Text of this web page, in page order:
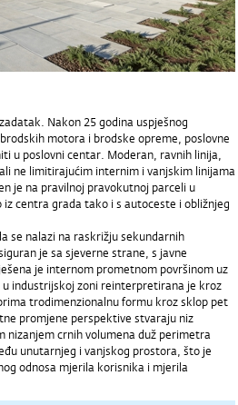
Nakon 25 godina uspješnog
brodskih motora i brodske opreme, poslovne
u poslovni centar. Moderan, ravnih linija,
ne limitirajućim internim i vanjskim linijama
je na pravilnoj pravokutnoj parceli u
centra grada tako i s autoceste i obližnjeg
se nalazi na raskrižju sekundarnih
je sa sjeverne strane, s javne
je internom prometnom površinom uz
industrijskoj zoni reinterpretirana je kroz
trodimenzionalnu formu kroz sklop pet
promjene perspektive stvaraju niz
nizanjem crnih volumena duž perimetra
unutarnjeg i vanjskog prostora, što je
odnosa mjerila korisnika i mjerila